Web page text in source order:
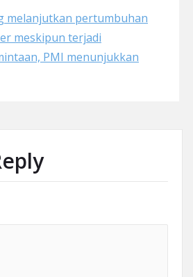
melanjutkan pertumbuhan
meskipun terjadi
PMI menunjukkan